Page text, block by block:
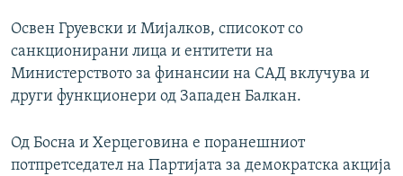
Освен Груевски и Мијалков, списокот со
санкционирани лица и ентитети на
Министерството за финансии на САД вклучува и
други функционери од Западен Балкан.
Од Босна и Херцеговина е поранешниот
потпретседател на Партијата за демократска акција